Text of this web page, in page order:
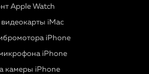
Apple Watch
iMac
iPhone
iPhone
камеры iPhone